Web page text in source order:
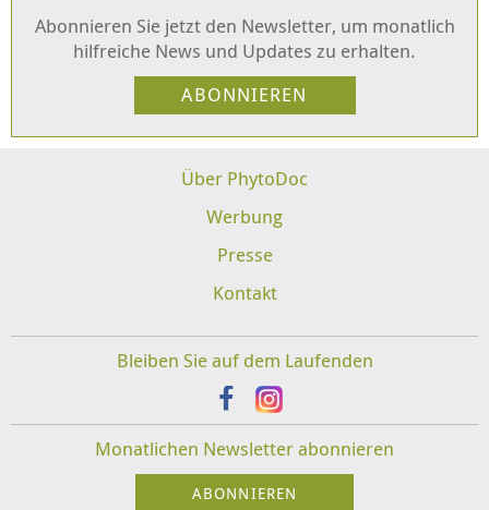
Abonnieren Sie jetzt den Newsletter, um monatlich
hilfreiche News und Updates zu erhalten.
Über PhytoDoc
Werbung
Presse
Kontakt
Bleiben Sie auf dem Laufenden
Monatlichen Newsletter abonnieren